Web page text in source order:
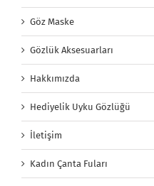
Göz Maske
Gözlük Aksesuarları
Hakkımızda
Hediyelik Uyku Gözlüğü
İletişim
Kadın Çanta Fuları